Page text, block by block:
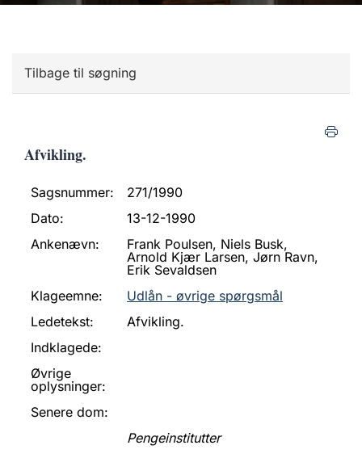
Tilbage til søgning
Afvikling.
Sagsnummer:
271/1990
Dato:
13-12-1990
Ankenævn:
Frank Poulsen, Niels Busk,
Arnold Kjær Larsen, Jørn Ravn,
Erik Sevaldsen
Klageemne:
Udlån - øvrige spørgsmål
Ledetekst:
Afvikling.
Indklagede:
Øvrige
oplysninger:
Senere dom:
Pengeinstitutter